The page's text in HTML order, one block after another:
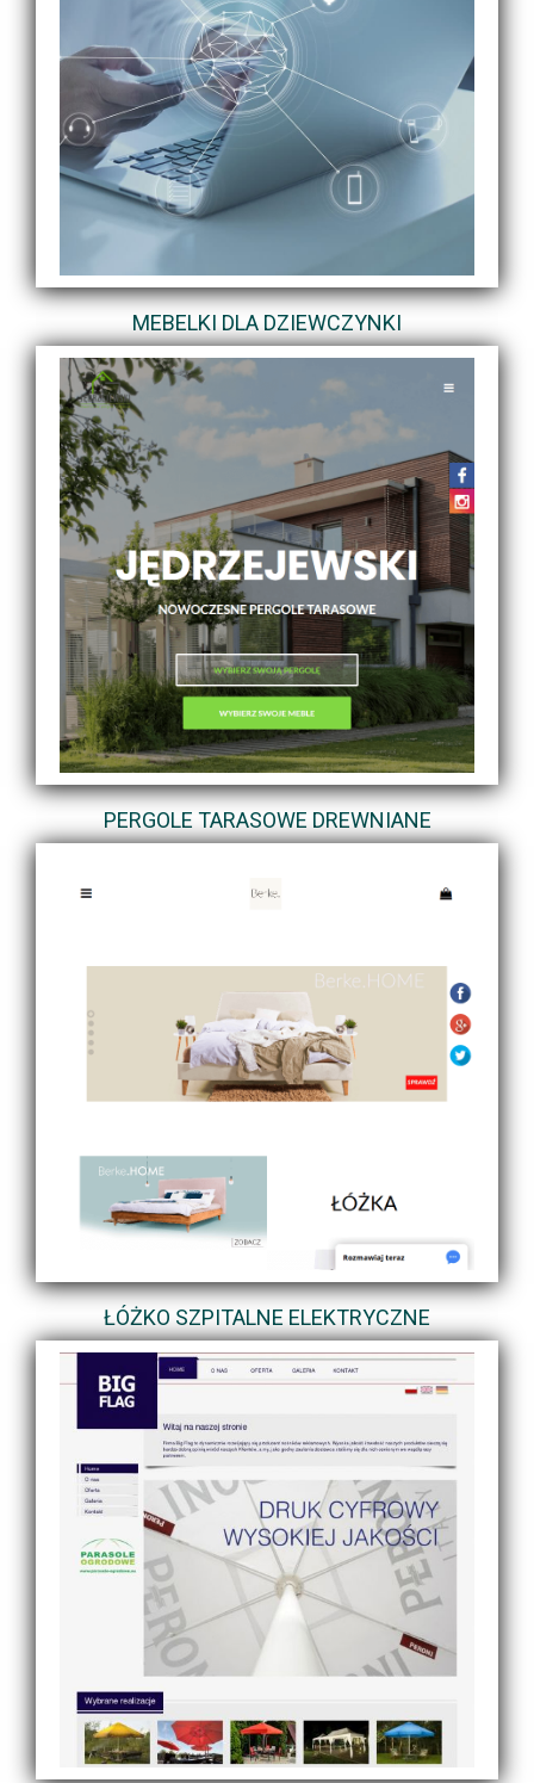
MEBELKI DLA DZIEWCZYNKI
PERGOLE TARASOWE DREWNIANE
ŁÓŻKO SZPITALNE ELEKTRYCZNE